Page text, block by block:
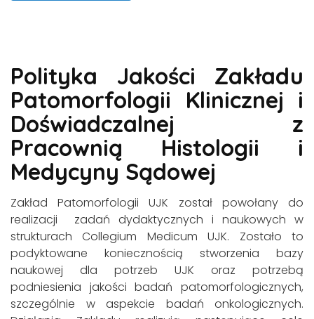
Polityka Jakości Zakładu
Patomorfologii Klinicznej i
Doświadczalnej z
Pracownią Histologii i
Medycyny Sądowej
Zakład Patomorfologii UJK został powołany do
realizacji zadań dydaktycznych i naukowych w
strukturach Collegium Medicum UJK. Zostało to
podyktowane koniecznością stworzenia bazy
naukowej dla potrzeb UJK oraz potrzebą
podniesienia jakości badań patomorfologicznych,
szczególnie w aspekcie badań onkologicznych.